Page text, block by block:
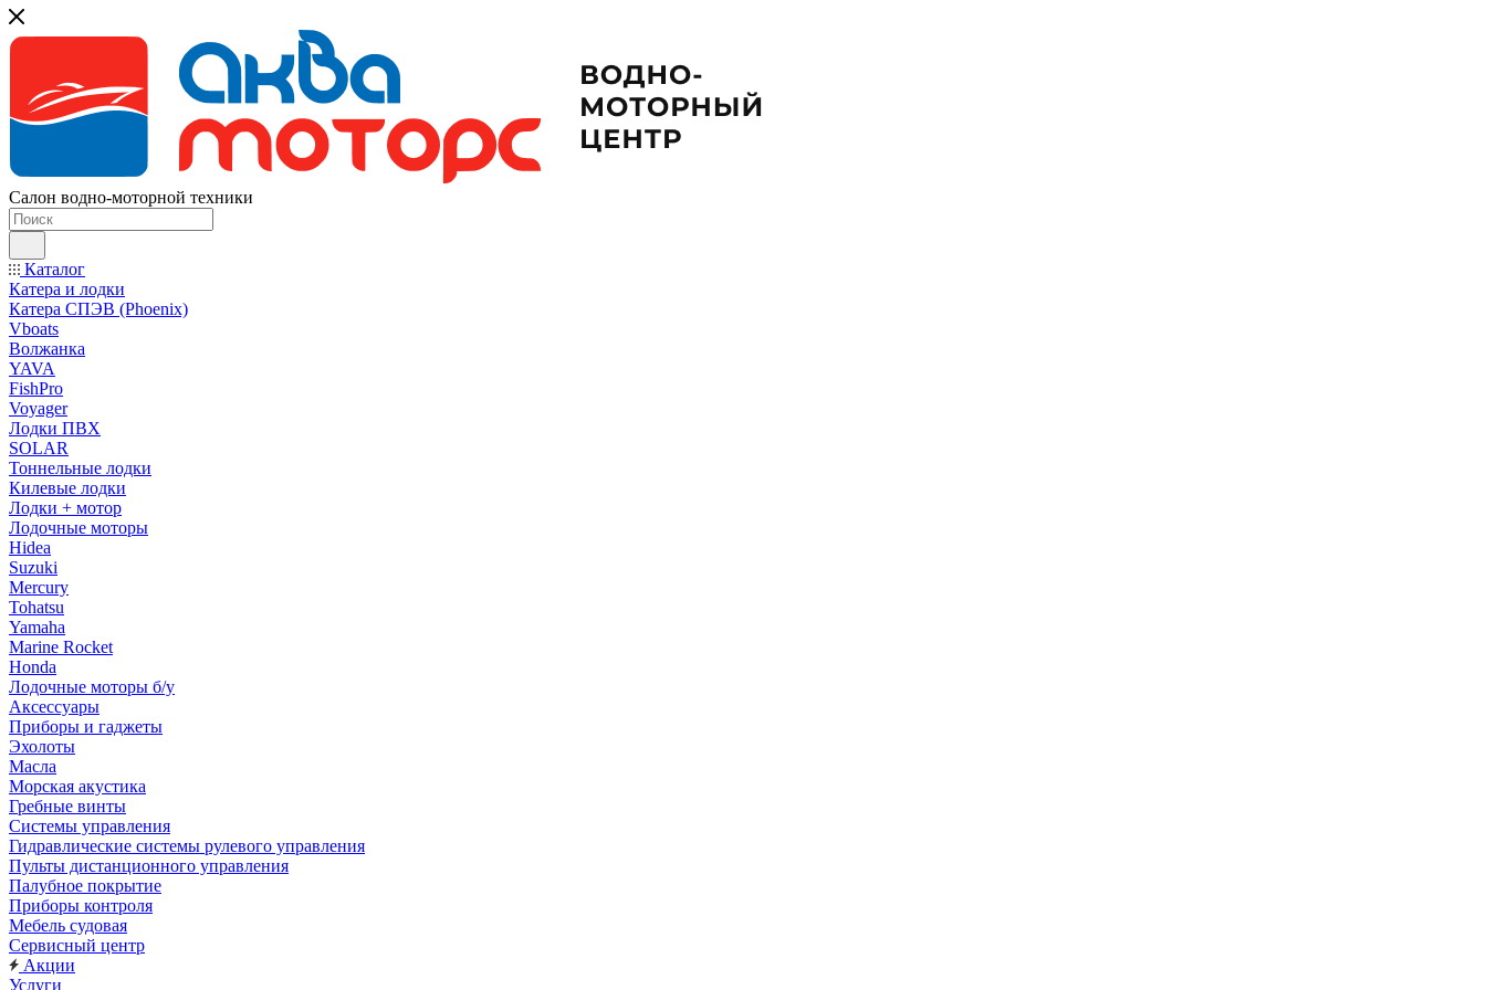
Салон водно-моторной техники
Каталог
Катера и лодки
Катера СПЭВ (Phoenix)
Vboats
Волжанка
YAVA
FishPro
Voyager
Лодки ПВХ
SOLAR
Тоннельные лодки
Килевые лодки
Лодки + мотор
Лодочные моторы
Hidea
Suzuki
Mercury
Tohatsu
Yamaha
Marine Rocket
Honda
Лодочные моторы б/у
Аксессуары
Приборы и гаджеты
Эхолоты
Масла
Морская акустика
Гребные винты
Системы управления
Гидравлические системы рулевого управления
Пульты дистанционного управления
Палубное покрытие
Приборы контроля
Мебель судовая
Сервисный центр
Акции
Услуги